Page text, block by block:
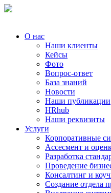
О нас
Наши клиенты
Кейсы
Фото
Вопрос-ответ
База знаний
Новости
Наши публикации
HRhub
Наши реквизиты
Услуги
Корпоративные
Ассесмент и
Разработка
Проведение
Консалтинг и
Создание отдела